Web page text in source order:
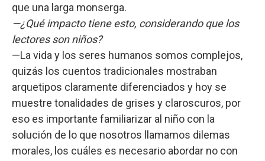
que una larga monserga.
—¿Qué impacto tiene esto, considerando que los
lectores son niños?
—La vida y los seres humanos somos complejos,
quizás los cuentos tradicionales mostraban
arquetipos claramente diferenciados y hoy se
muestre tonalidades de grises y claroscuros, por
eso es importante familiarizar al niño con la
solución de lo que nosotros llamamos dilemas
morales, los cuáles es necesario abordar no con